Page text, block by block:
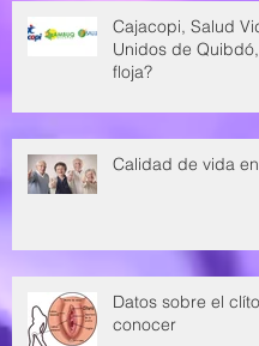
Cajacopi, Salud
Unidos de
floja?
Calidad de vida
Datos sobre el
conocer